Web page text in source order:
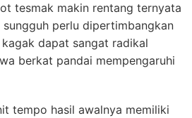
tesmak makin rentang ternyata
perlu dipertimbangkan
dapat sangat radikal
berkat pandai mempengaruhi
tempo hasil awalnya memiliki